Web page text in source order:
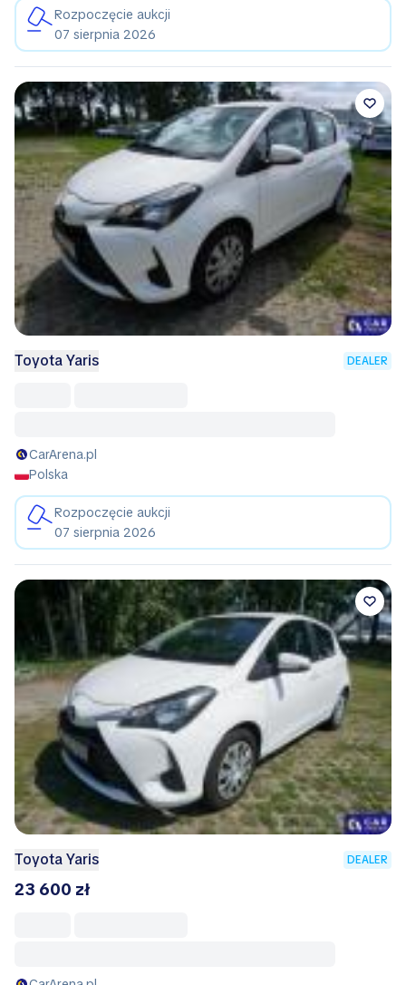
Rozpoczęcie aukcji
07 sierpnia 2026
Toyota Yaris DEALER
CarArena.pl
Polska
Rozpoczęcie aukcji
07 sierpnia 2026
Toyota Yaris DEALER
23 600 zł